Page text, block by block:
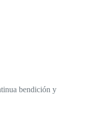
bendición y